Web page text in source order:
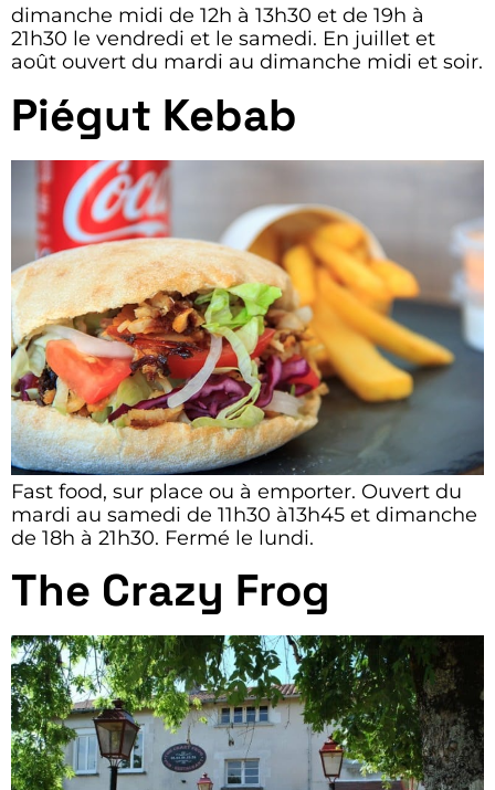
dimanche midi de 12h à 13h30 et de 19h à
21h30 le vendredi et le samedi. En juillet et
août ouvert du mardi au dimanche midi et soir.
Piégut Kebab
Fast food, sur place ou à emporter. Ouvert du
mardi au samedi de 11h30 à13h45 et dimanche
de 18h à 21h30. Fermé le lundi.
The Crazy Frog